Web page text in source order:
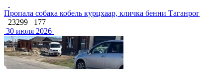
Пропала собака кобель курцхаар, кличка бенни Таганрог
23299
177
30 июля 2026